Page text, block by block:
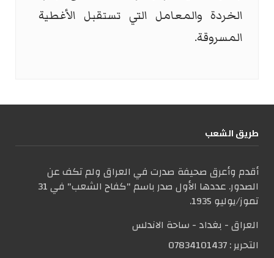
الخردة والمعامل التي تستقبل الأغطية
المسروقة.
طریق الشعب
أقدم وأعرق صحيفة صدرت في العراق ولم تكف عن
الصدور. عددها الأول صدر باسم "كفاح الشعب" في 31
تموز/يوليو 1935.
العراق - بغداد - ساحة الاندلس
التحریر :07834101437